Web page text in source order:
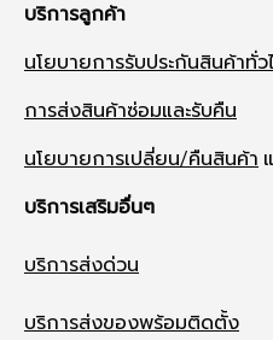
บริการลูกค้า
นโยบายการรับประกันสินค้าทั่ว
การส่งสินค้าซ่อมและรับคืน
นโยบายการเปลี่ยน/คืนสินค้า
บริการเสริมอื่นๆ
บริการส่งด่วน
บริการส่งของพร้อมติดตั้ง